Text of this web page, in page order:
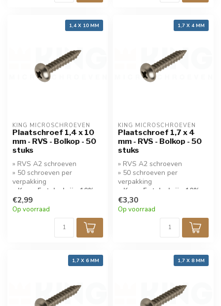
1,4 X 10 MM
KING MICROSCHROEVEN
Plaatschroef 1,4 x 10
mm - RVS - Bolkop - 50
stuks
» RVS A2 schroeven
» 50 schroeven per
verpakking
» Koop 5 stuks krijg 10%
korting!
€2,99
Op voorraad
1,7 X 4 MM
KING MICROSCHROEVEN
Plaatschroef 1,7 x 4
mm - RVS - Bolkop - 50
stuks
» RVS A2 schroeven
» 50 schroeven per
verpakking
» Koop 5 stuks krijg 10%
korting!
€3,30
Op voorraad
1,7 X 6 MM 1,7 X 8 MM